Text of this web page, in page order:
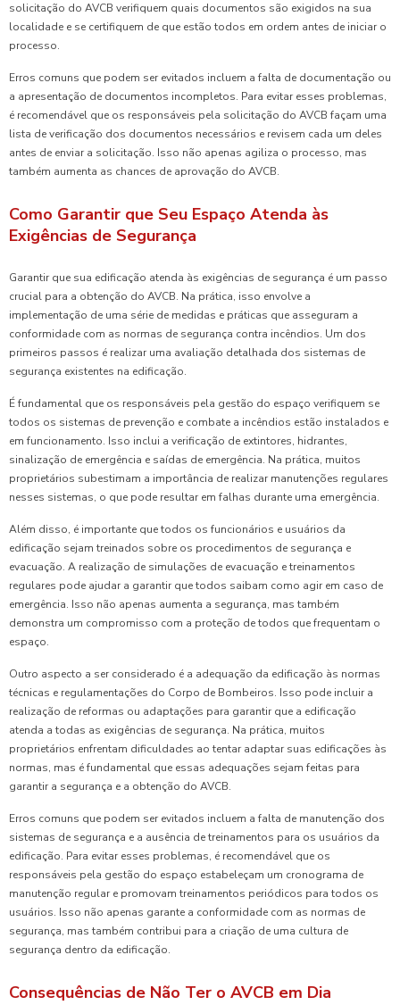
solicitação do AVCB verifiquem quais documentos são exigidos na sua
localidade e se certifiquem de que estão todos em ordem antes de iniciar o
processo.
Erros comuns que podem ser evitados incluem a falta de documentação ou
a apresentação de documentos incompletos. Para evitar esses problemas,
é recomendável que os responsáveis pela solicitação do AVCB façam uma
lista de verificação dos documentos necessários e revisem cada um deles
antes de enviar a solicitação. Isso não apenas agiliza o processo, mas
também aumenta as chances de aprovação do AVCB.
Como Garantir que Seu Espaço Atenda às
Exigências de Segurança
Garantir que sua edificação atenda às exigências de segurança é um passo
crucial para a obtenção do AVCB. Na prática, isso envolve a
implementação de uma série de medidas e práticas que asseguram a
conformidade com as normas de segurança contra incêndios. Um dos
primeiros passos é realizar uma avaliação detalhada dos sistemas de
segurança existentes na edificação.
É fundamental que os responsáveis pela gestão do espaço verifiquem se
todos os sistemas de prevenção e combate a incêndios estão instalados e
em funcionamento. Isso inclui a verificação de extintores, hidrantes,
sinalização de emergência e saídas de emergência. Na prática, muitos
proprietários subestimam a importância de realizar manutenções regulares
nesses sistemas, o que pode resultar em falhas durante uma emergência.
Além disso, é importante que todos os funcionários e usuários da
edificação sejam treinados sobre os procedimentos de segurança e
evacuação. A realização de simulações de evacuação e treinamentos
regulares pode ajudar a garantir que todos saibam como agir em caso de
emergência. Isso não apenas aumenta a segurança, mas também
demonstra um compromisso com a proteção de todos que frequentam o
espaço.
Outro aspecto a ser considerado é a adequação da edificação às normas
técnicas e regulamentações do Corpo de Bombeiros. Isso pode incluir a
realização de reformas ou adaptações para garantir que a edificação
atenda a todas as exigências de segurança. Na prática, muitos
proprietários enfrentam dificuldades ao tentar adaptar suas edificações às
normas, mas é fundamental que essas adequações sejam feitas para
garantir a segurança e a obtenção do AVCB.
Erros comuns que podem ser evitados incluem a falta de manutenção dos
sistemas de segurança e a ausência de treinamentos para os usuários da
edificação. Para evitar esses problemas, é recomendável que os
responsáveis pela gestão do espaço estabeleçam um cronograma de
manutenção regular e promovam treinamentos periódicos para todos os
usuários. Isso não apenas garante a conformidade com as normas de
segurança, mas também contribui para a criação de uma cultura de
segurança dentro da edificação.
Consequências de Não Ter o AVCB em Dia